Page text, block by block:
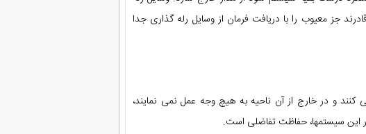
جز معیوب را با دریافت فرمان از وسایل رله گذاری جدا
و در خارج از آن ناحیه به هیچ وجه عمل نمی نمایند،
این سیستمها، حفاظت تفاضلی است.